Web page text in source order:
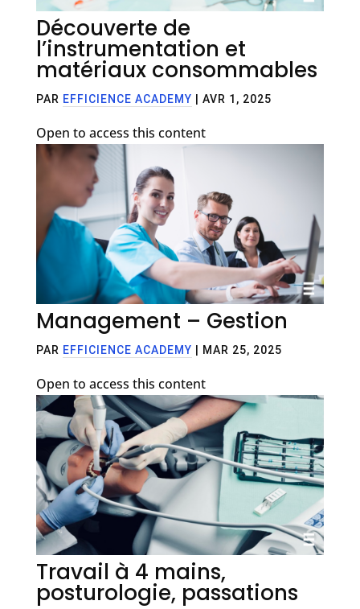
Découverte de
l’instrumentation et
matériaux consommables
PAR EFFICIENCE ACADEMY | AVR 1, 2025
Open to access this content
Management – Gestion
PAR EFFICIENCE ACADEMY MAR 25, 2025
Open to access this content
Travail à 4 mains,
posturologie, passations